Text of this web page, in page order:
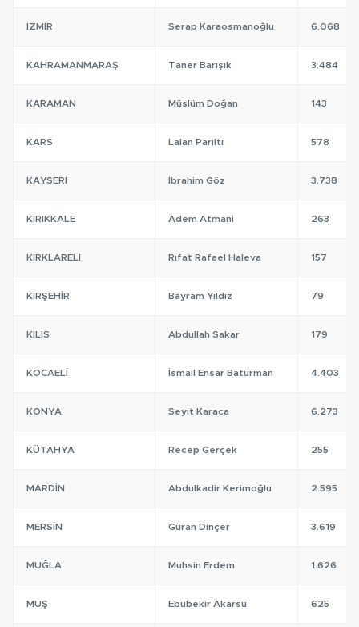
İZMIR Serap Karaosmanoğlu 6.068
KAHRAMANMARAŞ Taner Barışık 3.484
KARAMAN Müslüm Doğan 143
KARS Lalan Parıltı 578
KAYSERI İbrahim Göz 3.738
KIRIKKALE Adem Atmani 263
KIRKLARELI Rıfat Rafael Haleva 157
KIRŞEHIR Bayram Yıldız 79
KILIS Abdullah Sakar 179
KOCAELI İsmail Ensar Baturman 4.403
KONYA Seyit Karaca 6.273
KÜTAHYA Recep Gerçek 255
MARDIN Abdulkadir Kerimoğlu 2.595
MERSIN Güran Dinçer 3.619
MUĞLA Muhsin Erdem 1.626
MUŞ Ebubekir Akarsu 625